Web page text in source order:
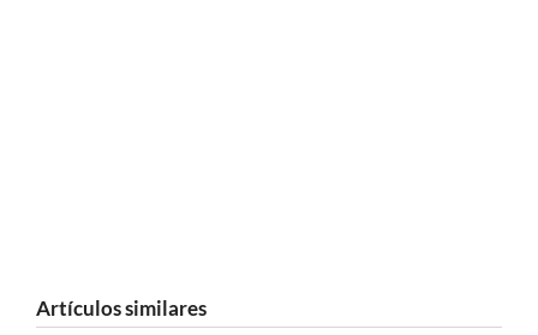
Artículos similares